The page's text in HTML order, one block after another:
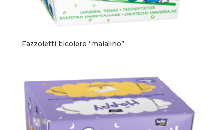
Fazzoletti bicolore “maialino”